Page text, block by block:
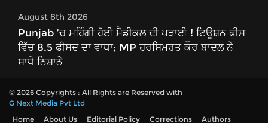
August 8th 2026
Punjab ’ਚ ਮਹਿੰਗੀ ਹੋਈ ਮੈਡੀਕਲ ਦੀ ਪੜਾਈ ! ਟਿਊਸ਼ਨ ਫੀਸ
ਵਿੱਚ 8.5 ਫੀਸਦ ਦਾ ਵਾਧਾ; MP ਹਰਸਿਮਰਤ ਕੌਰ ਬਾਦਲ ਨੇ
ਸਾਧੇ ਨਿਸ਼ਾਨੇ
© 2026 Copyrights : All Rights are Reserved with
G Next Media Pvt Ltd
Home
About Us Editorial Policy Corrections Authors